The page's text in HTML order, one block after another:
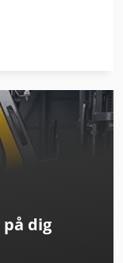
Heidenreich & Harbeck Maskiner För Djuphålsborrning
dig